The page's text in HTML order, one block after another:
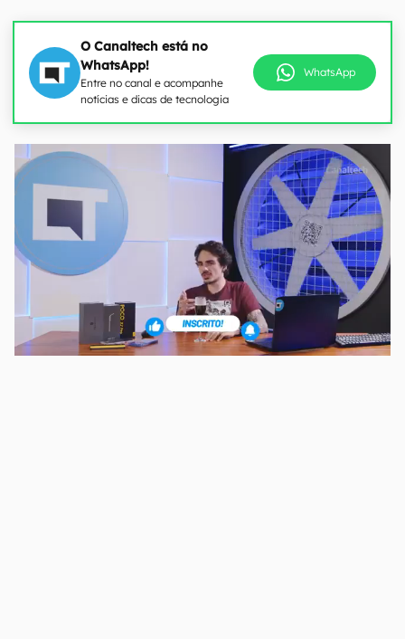
O Canaltech está no
WhatsApp!
Entre no canal e acompanhe
notícias e dicas de tecnologia
WhatsApp